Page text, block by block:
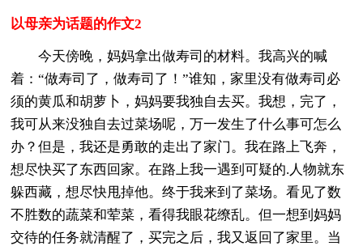
以母亲为话题的作文2
今天傍晚，妈妈拿出做寿司的材料。我高兴的喊
着：“做寿司了，做寿司了！”谁知，家里没有做寿司必
须的黄瓜和胡萝卜，妈妈要我独自去买。我想，完了，
我可从来没独自去过菜场呢，万一发生了什么事可怎么
办？但是，我还是勇敢的走出了家门。我在路上飞奔，
想尽快买了东西回家。在路上我一遇到可疑的.人物就东
躲西藏，想尽快甩掉他。终于我来到了菜场。看见了数
不胜数的蔬菜和荤菜，看得我眼花缭乱。但一想到妈妈
交待的任务就清醒了，买完之后，我又返回了家里。当